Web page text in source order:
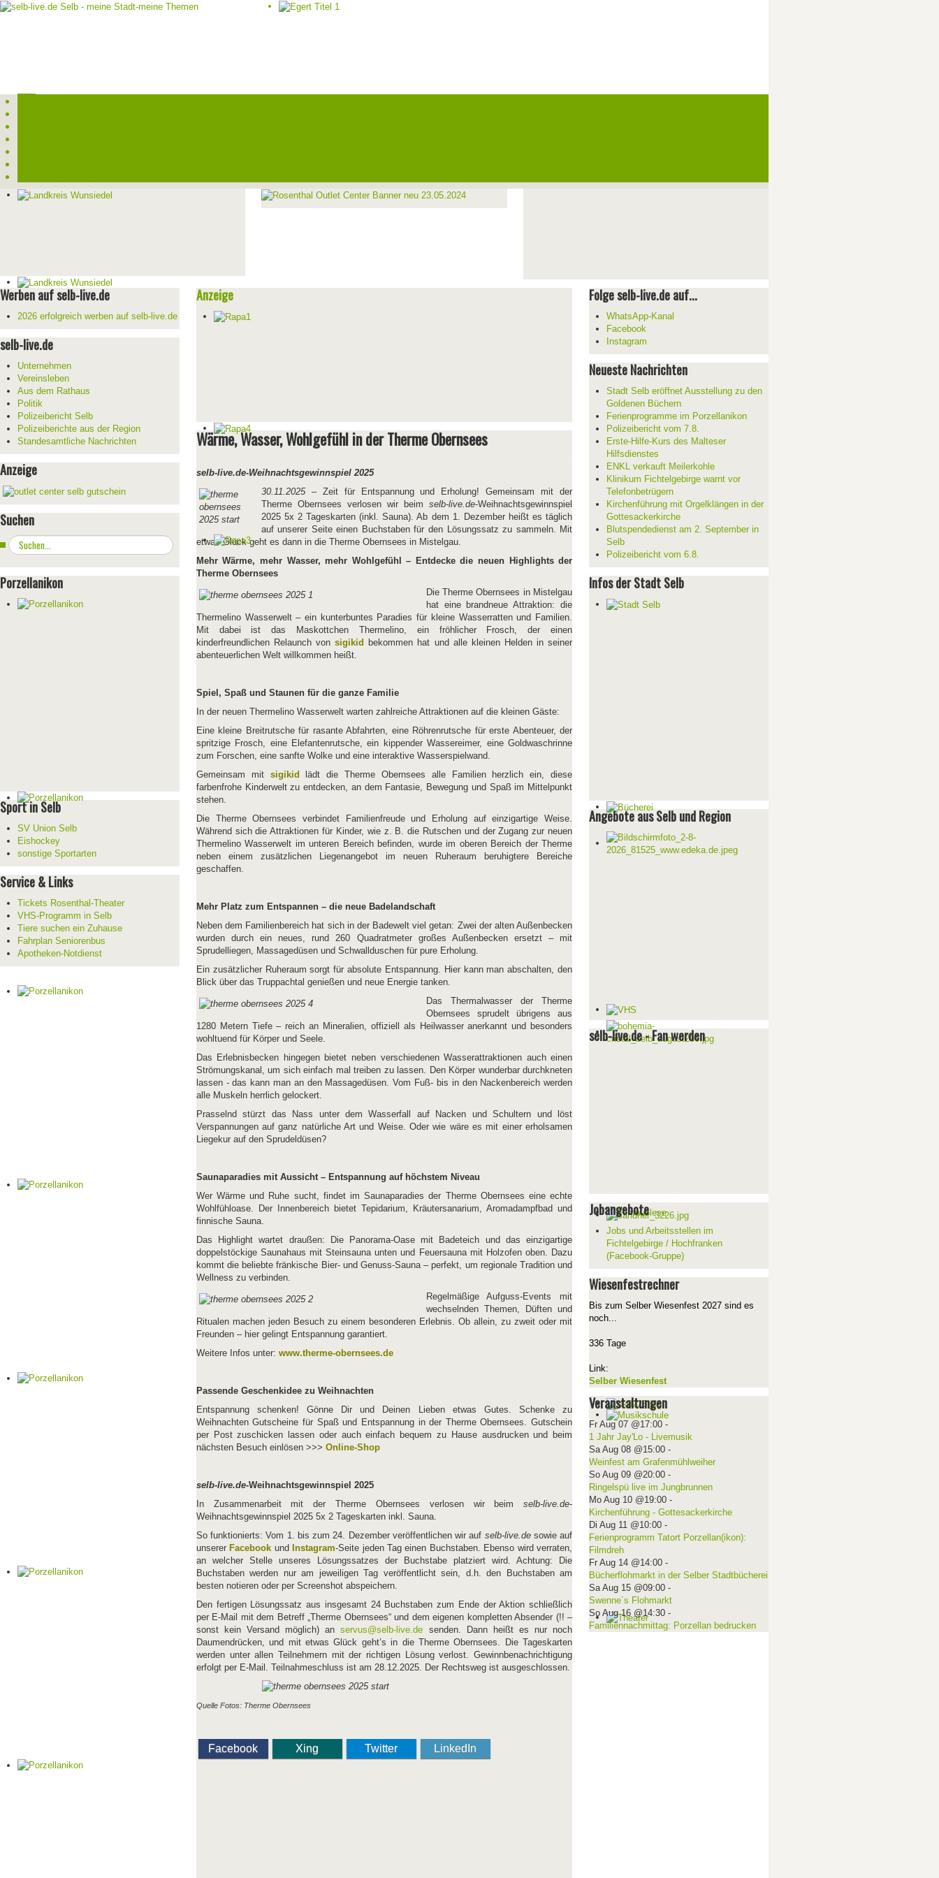
Werben auf selb-live.de
2026 erfolgreich werben auf selb-live.de
selb-live.de
Unternehmen
Vereinsleben
Aus dem Rathaus
Politik
Polizeibericht Selb
Polizeiberichte aus der Region
Standesamtliche Nachrichten
Anzeige
Suchen
Suchen
...
Porzellanikon
Sport in Selb
SV Union Selb
Eishockey
sonstige Sportarten
Service & Links
Tickets Rosenthal-Theater
VHS-Programm in Selb
Tiere suchen ein Zuhause
Fahrplan Seniorenbus
Apotheken-Notdienst
Anzeige
Wärme, Wasser, Wohlgefühl in der Therme Obernsees
selb-live.de-Weihnachtsgewinnspiel 2025
30.11.2025– Zeit für Entspannung und Erholung! Gemeinsam mit der
Therme Obernsees verlosen wir beimselb-live.de-Weihnachtsgewinnspiel
2025 5x 2 Tageskarten (inkl. Sauna). Ab dem 1. Dezember heißt es täglich
auf unserer Seite einen Buchstaben für den Lösungssatz zu sammeln. Mit
etwas Glück geht es dann in die Therme Obernsees in Mistelgau.
Mehr Wärme, mehr Wasser, mehr Wohlgefühl – Entdecke die neuen Highlights der
Therme Obernsees
Die Therme Obernsees in Mistelgau
hat eine brandneue Attraktion: die
Thermelino Wasserwelt – ein kunterbuntes Paradies für kleine Wasserratten und Familien.
Mit dabei ist das Maskottchen Thermelino, ein fröhlicher Frosch, der einen
kinderfreundlichen Relaunch vonsigikid
bekommen hat und alle kleinen Helden in seiner
abenteuerlichen Welt willkommen heißt.
Spiel, Spaß und Staunen für die ganze Familie
In der neuen Thermelino Wasserwelt warten zahlreiche Attraktionen auf die kleinen Gäste:
Eine kleine Breitrutsche für rasante Abfahrten, eine Röhrenrutsche für erste Abenteuer, der
spritzige Frosch, eine Elefantenrutsche, ein kippender Wassereimer, eine Goldwaschrinne
zum Forschen, eine sanfte Wolke und eine interaktive Wasserspielwand.
Gemeinsam mit sigikid
lädt die Therme Obernsees alle Familien herzlich ein, diese
farbenfrohe Kinderwelt zu entdecken, an dem Fantasie, Bewegung und Spaß im Mittelpunkt
stehen.
Die Therme Obernsees verbindet Familienfreude und Erholung auf einzigartige Weise.
Während sich die Attraktionen für Kinder, wie z. B. die Rutschen und der Zugang zur neuen
Thermelino Wasserwelt im unteren Bereich befinden, wurde im oberen Bereich der Therme
neben einem zusätzlichen Liegenangebot im neuen Ruheraum beruhigtere Bereiche
geschaffen.
Mehr Platz zum Entspannen – die neue Badelandschaft
Neben dem Familienbereich hat sich in der Badewelt viel getan: Zwei der alten Außenbecken
wurden durch ein neues, rund 260 Quadratmeter großes Außenbecken ersetzt – mit
Sprudelliegen, Massagedüsen und Schwallduschen für pure Erholung.
Ein zusätzlicher Ruheraum sorgt für absolute Entspannung. Hier kann man abschalten, den
Blick über das Truppachtal genießen und neue Energie tanken.
Das Thermalwasser der Therme
Obernsees sprudelt übrigens aus
1280 Metern Tiefe – reich an Mineralien, offiziell als Heilwasser anerkannt und besonders
wohltuend für Körper und Seele.
Das Erlebnisbecken hingegen bietet neben verschiedenen Wasserattraktionen auch einen
Strömungskanal, um sich einfach mal treiben zu lassen. Den Körper wunderbar durchkneten
lassen - das kann man an den Massagedüsen. Vom Fuß- bis in den Nackenbereich werden
alle Muskeln herrlich gelockert.
Prasselnd stürzt das Nass unter dem Wasserfall auf Nacken und Schultern und löst
Verspannungen auf ganz natürliche Art und Weise. Oder wie wäre es mit einer erholsamen
Liegekur auf den Sprudeldüsen?
Saunaparadies mit Aussicht – Entspannung auf höchstem Niveau
Wer Wärme und Ruhe sucht, findet im Saunaparadies der Therme Obernsees eine echte
Wohlfühloase. Der Innenbereich bietet Tepidarium, Kräutersanarium, Aromadampfbad und
finnische Sauna.
Das Highlight wartet draußen: Die Panorama-Oase mit Badeteich und das einzigartige
doppelstöckige Saunahaus mit Steinsauna unten und Feuersauna mit Holzofen oben. Dazu
kommt die beliebte fränkische Bier- und Genuss-Sauna – perfekt, um regionale Tradition und
Wellness zu verbinden.
Regelmäßige Aufguss-Events mit
wechselnden Themen, Düften und
Ritualen machen jeden Besuch zu einem besonderen Erlebnis. Ob allein, zu zweit oder mit
Freunden – hier gelingt Entspannung garantiert.
Weitere Infos unter: www.therme-obernsees.de
Passende Geschenkidee zu Weihnachten
Entspannung schenken! Gönne Dir und Deinen Lieben etwas Gutes. Schenke zu
Weihnachten Gutscheine für Spaß und Entspannung in der Therme Obernsees. Gutschein
per Post zuschicken lassen oder auch einfach bequem zu Hause ausdrucken und beim
nächsten Besuch einlösen >>> Online-Shop
selb-live.de-Weihnachtsgewinnspiel 2025
In Zusammenarbeit mit der Therme Obernsees verlosen wir beimselb-live.de-
Weihnachtsgewinnspiel 2025 5x 2 Tageskarten inkl. Sauna.
So funktionierts: Vom 1. bis zum 24. Dezember veröffentlichen wir auf selb-live.desowie auf
unserer Facebook und Instagram-Seite jeden Tag einen Buchstaben. Ebenso wird verraten,
an welcher Stelle unseres Lösungssatzes der Buchstabe platziert wird. Achtung: Die
Buchstaben werden nur am jeweiligen Tag veröffentlicht sein, d.h. den Buchstaben am
besten notieren oder per Screenshot abspeichern.
Den fertigen Lösungssatz aus insgesamt 24 Buchstaben zum Ende der Aktion schließlich
per E-Mail mit dem Betreff „Therme Obernsees“ und dem eigenen kompletten Absender (!! –
sonst kein Versand möglich) anservus@selb-live.de senden. Dann heißt es nur noch
Daumendrücken, und mit etwas Glück geht’s in die Therme Obernsees. Die Tageskarten
werden unter allen Teilnehmern mit der richtigen Lösung verlost. Gewinnbenachrichtigung
erfolgt per E-Mail. Teilnahmeschluss ist am 28.12.2025. Der Rechtsweg ist ausgeschlossen.
Quelle Fotos: Therme Obernsees
Facebook Xing Twitter LinkedIn
Folge selb-live.de auf...
WhatsApp-Kanal
Facebook
Instagram
Neueste Nachrichten
Stadt Selb eröffnet Ausstellung zu den
Goldenen Büchern
Ferienprogramme im Porzellanikon
Polizeibericht vom 7.8.
Erste-Hilfe-Kurs des Malteser
Hilfsdienstes
ENKL verkauft Meilerkohle
Klinikum Fichtelgebirge warnt vor
Telefonbetrügern
Kirchenführung mit Orgelklängen in der
Gottesackerkirche
Blutspendedienst am 2. September in
Selb
Polizeibericht vom 6.8.
Infos der Stadt Selb
Angebote aus Selb und Region
selb-live.de - Fan werden
Jobangebote
Jobs und Arbeitsstellen im
Fichtelgebirge / Hochfranken
(Facebook-Gruppe)
Wiesenfestrechner
Bis zum Selber Wiesenfest 2027 sind es
noch...
336 Tage
Link:
Selber Wiesenfest
Veranstaltungen
Fr Aug 07 @17:00-
1 Jahr Jay'Lo - Livemusik
Sa Aug 08 @15:00-
Weinfest am Grafenmühlweiher
So Aug 09 @20:00-
Ringelspü live im Jungbrunnen
Mo Aug 10 @19:00-
Kirchenführung - Gottesackerkirche
Di Aug 11 @10:00-
Ferienprogramm Tatort Porzellan(ikon):
Filmdreh
Fr Aug 14 @14:00-
Bücherflohmarkt in der Selber Stadtbücherei
Sa Aug 15 @09:00-
Swenne´s Flohmarkt
So Aug 16 @14:30-
Familiennachmittag: Porzellan bedrucken